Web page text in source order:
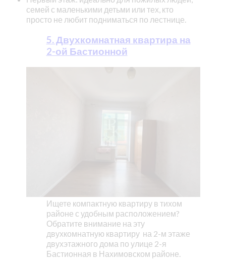
семей с маленькими детьми или тех, кто
просто не любит подниматься по лестнице.
5. Двухкомнатная квартира на
2-ой Бастионной
Ищете компактную квартиру в тихом
районе с удобным расположением?
Обратите внимание на эту
двухкомнатную квартиру на 2-м этаже
двухэтажного дома по улице 2-я
Бастионная в Нахимовском районе.